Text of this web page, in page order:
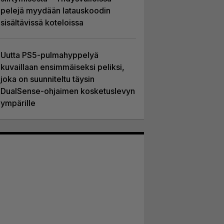
pelejä myydään latauskoodin
sisältävissä koteloissa
Uutta PS5-pulmahyppelyä
kuvaillaan ensimmäiseksi peliksi,
joka on suunniteltu täysin
DualSense-ohjaimen kosketuslevyn
ympärille